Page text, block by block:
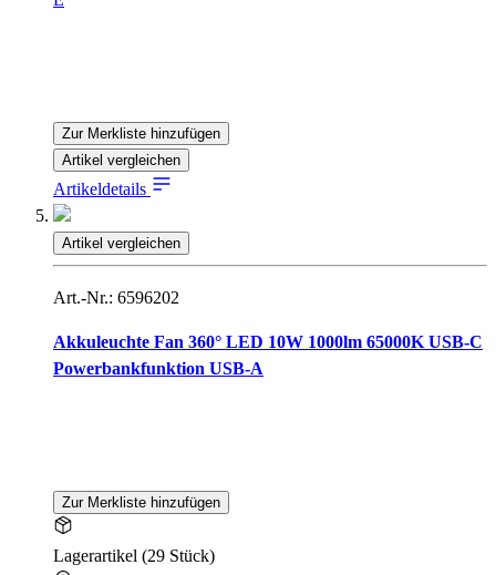
Zur Merkliste hinzufügen
Artikel vergleichen
Artikeldetails
Artikel vergleichen
Art.-Nr.: 6596202
Akkuleuchte Fan 360° LED 10W 1000lm 65000K USB-C
Powerbankfunktion USB-A
Zur Merkliste hinzufügen
Lagerartikel (29 Stück)